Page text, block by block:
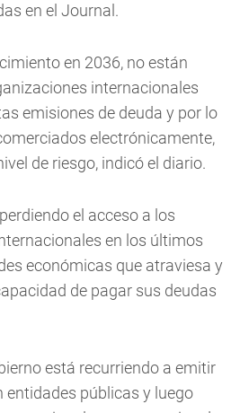
en el Journal.
en 2036, no están
internacionales
emisiones de deuda y por lo
electrónicamente,
de riesgo, indicó el diario.
el acceso a los
en los últimos
económicas que atraviesa y
de pagar sus deudas
está recurriendo a emitir
entidades públicas y luego